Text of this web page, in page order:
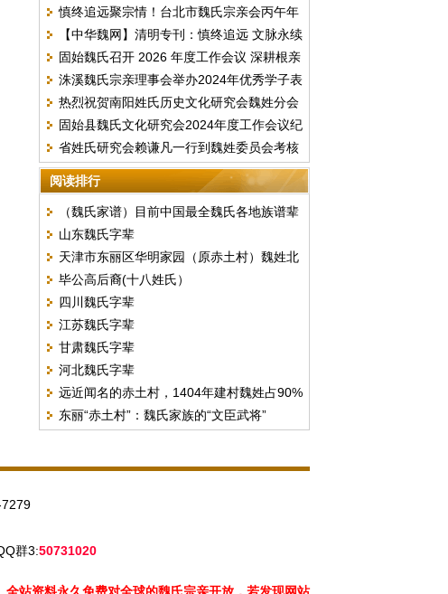
氏文化联谊暨合谱研讨盛会顺利落幕
慎终追远聚宗情！台北市魏氏宗亲会丙午年
春季祭祖暨换届选举圆满举行
【中华魏网】清明专刊：慎终追远 文脉永续
文明祭祖倡议书
固始魏氏召开 2026 年度工作会议 深耕根亲
文化擘画发展新篇
洙溪魏氏宗亲理事会举办2024年优秀学子表
彰大会
热烈祝贺南阳姓氏历史文化研究会魏姓分会
2024续谱推进会圆满成功召开
固始县魏氏文化研究会2024年度工作会议纪
要
省姓氏研究会赖谦凡一行到魏姓委员会考核
2023年度工作
阅读排行
（魏氏家谱）目前中国最全魏氏各地族谱辈
份汇总
山东魏氏字辈
天津市东丽区华明家园（原赤土村）魏姓北
门字号排序
毕公高后裔(十八姓氏）
四川魏氏字辈
江苏魏氏字辈
甘肃魏氏字辈
河北魏氏字辈
远近闻名的赤土村，1404年建村魏姓占90%
以上。（现天津市东丽区华明街）
东丽“赤土村”：魏氏家族的“文臣武将”
群3:50731020